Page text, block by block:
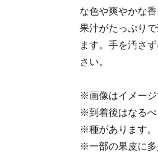
な色や爽やかな香
果汁がたっぷり
ます。手を汚さ
さい。
※画像はイメージ
※到着後はなるべ
※種があります。
※一部の果皮に多